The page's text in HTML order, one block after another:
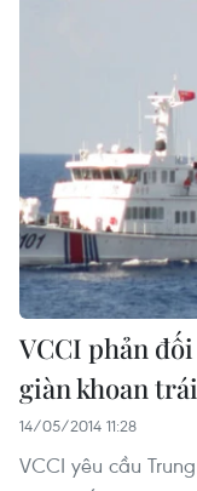
VCCI phản
giàn khoan
14/05/2014 11:28
VCCI yêu cầu